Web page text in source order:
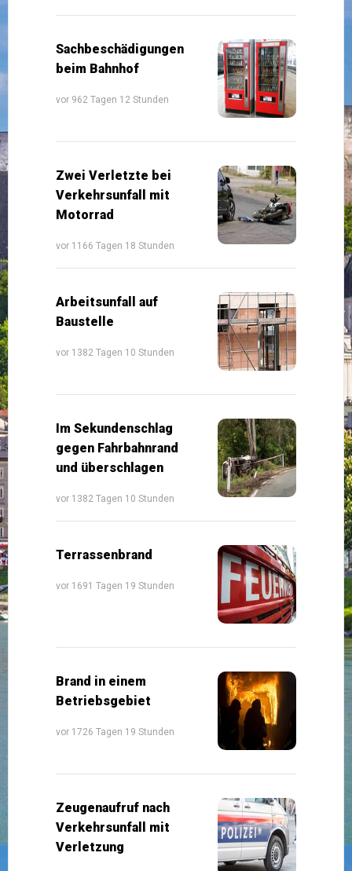
Sachbeschädigungen
beim Bahnhof
vor 962 Tagen 12 Stunden
Zwei Verletzte bei
Verkehrsunfall mit
Motorrad
vor 1166 Tagen 18 Stunden
Arbeitsunfall auf
Baustelle
vor 1382 Tagen 10 Stunden
Im Sekundenschlag
gegen Fahrbahnrand
und überschlagen
vor 1382 Tagen 10 Stunden
Terrassenbrand
vor 1691 Tagen 19 Stunden
Brand in einem
Betriebsgebiet
vor 1726 Tagen 19 Stunden
Zeugenaufruf nach
Verkehrsunfall mit
Verletzung